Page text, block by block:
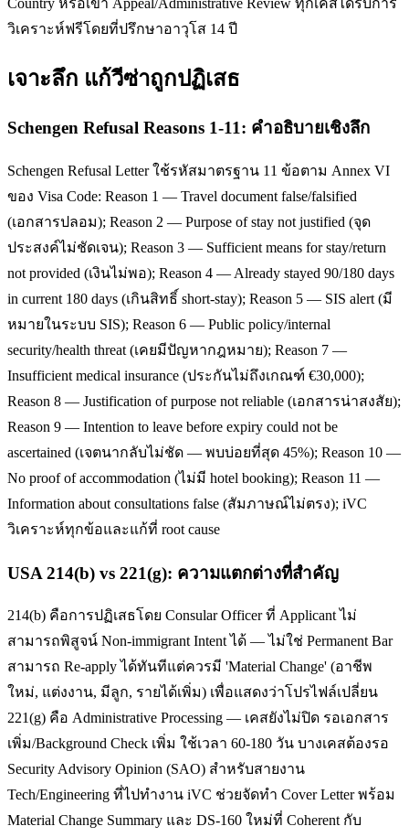
Country หรือเข้า Appeal/Administrative Review ทุกเคสได้รับการ
วิเคราะห์ฟรีโดยที่ปรึกษาอาวุโส 14 ปี
เจาะลึก แก้วีซ่าถูกปฏิเสธ
Schengen Refusal Reasons 1-11: คำอธิบายเชิงลึก
Schengen Refusal Letter ใช้รหัสมาตรฐาน 11 ข้อตาม Annex VI
ของ Visa Code: Reason 1 — Travel document false/falsified
(เอกสารปลอม); Reason 2 — Purpose of stay not justified (จุด
ประสงค์ไม่ชัดเจน); Reason 3 — Sufficient means for stay/return
not provided (เงินไม่พอ); Reason 4 — Already stayed 90/180 days
in current 180 days (เกินสิทธิ์ short-stay); Reason 5 — SIS alert (มี
หมายในระบบ SIS); Reason 6 — Public policy/internal
security/health threat (เคยมีปัญหากฎหมาย); Reason 7 —
Insufficient medical insurance (ประกันไม่ถึงเกณฑ์ €30,000);
Reason 8 — Justification of purpose not reliable (เอกสารน่าสงสัย);
Reason 9 — Intention to leave before expiry could not be
ascertained (เจตนากลับไม่ชัด — พบบ่อยที่สุด 45%); Reason 10 —
No proof of accommodation (ไม่มี hotel booking); Reason 11 —
Information about consultations false (สัมภาษณ์ไม่ตรง); iVC
วิเคราะห์ทุกข้อและแก้ที่ root cause
USA 214(b) vs 221(g): ความแตกต่างที่สำคัญ
214(b) คือการปฏิเสธโดย Consular Officer ที่ Applicant ไม่
สามารถพิสูจน์ Non-immigrant Intent ได้ — ไม่ใช่ Permanent Bar
สามารถ Re-apply ได้ทันทีแต่ควรมี 'Material Change' (อาชีพ
ใหม่, แต่งงาน, มีลูก, รายได้เพิ่ม) เพื่อแสดงว่าโปรไฟล์เปลี่ยน
221(g) คือ Administrative Processing — เคสยังไม่ปิด รอเอกสาร
เพิ่ม/Background Check เพิ่ม ใช้เวลา 60-180 วัน บางเคสต้องรอ
Security Advisory Opinion (SAO) สำหรับสายงาน
Tech/Engineering ที่ไปทำงาน iVC ช่วยจัดทำ Cover Letter พร้อม
Material Change Summary และ DS-160 ใหม่ที่ Coherent กับ